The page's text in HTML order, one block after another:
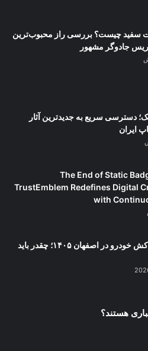
سفید چیست؟ بررسی راز محبوب‌ترین
جادوگر مشهور
دسترسی سریع به جدیدترین آثار
ایران
The End of Static
TrustEmblem Redefines Digital
with
هزینه یدک‌کش خودرو در اصفهان ۱۴۰۵؛ چقدر باید
هستند؟